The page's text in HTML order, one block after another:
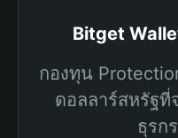
Bitget
กองทุน
ดอลลาร์สหรัฐ
ธุรก